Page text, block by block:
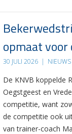
opmaat
30 JULI 2026 | NIEUWS
De KNVB koppelde
Oegstgeest en
competitie, want
de competitie ook
van trainer-coach